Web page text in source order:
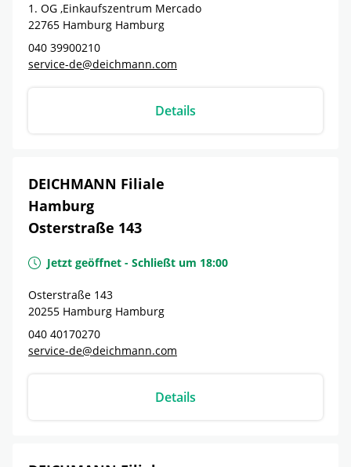
1. OG ,Einkaufszentrum Mercado
22765 Hamburg Hamburg
040 39900210
service-de@deichmann.com
Details
DEICHMANN Filiale
Hamburg
Osterstraße 143
Jetzt geöffnet - Schließt um 18:00
Osterstraße 143
20255 Hamburg Hamburg
040 40170270
service-de@deichmann.com
Details